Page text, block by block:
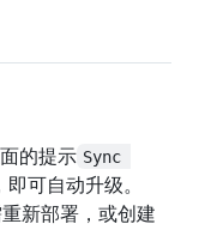
的提示 Sync
即可自动升级。
重新部署，或创建